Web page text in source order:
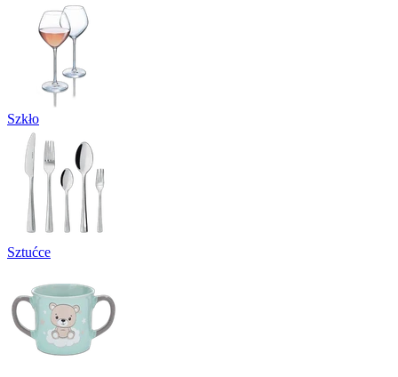
Szkło
Sztućce